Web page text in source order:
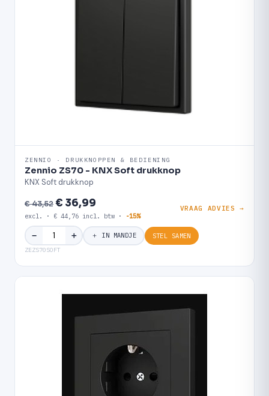
ZENNIO · DRUKKNOPPEN & BEDIENING
Zennio ZS70 - KNX Soft drukknop
KNX Soft drukknop
€ 43,52€ 36,99
excl. · € 44,76 incl. btw · -15%
VRAAG ADVIES →
− ＋ ＋ IN MANDJE STEL SAMEN
ZEZS70SOFT